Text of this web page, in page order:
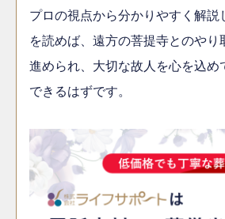
プロの視点から分かりやすく解説
を読めば、遠方の菩提寺とのやり
進められ、大切な故人を心を込め
できるはずです。